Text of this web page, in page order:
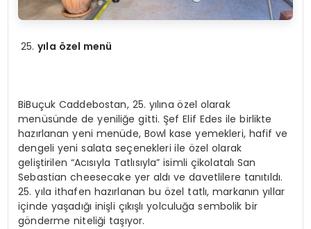
yıla özel menü
BiBuçuk Caddebostan, 25. yılına özel olarak
menüsünde de yeniliğe gitti. Şef Elif Edes ile birlikte
hazırlanan yeni menüde, Bowl kase yemekleri, hafif ve
dengeli yeni salata seçenekleri ile özel olarak
geliştirilen “Acısıyla Tatlısıyla” isimli çikolatalı San
Sebastian cheesecake yer aldı ve davetlilere tanıtıldı.
25. yıla ithafen hazırlanan bu özel tatlı, markanın yıllar
içinde yaşadığı inişli çıkışlı yolculuğa sembolik bir
gönderme niteliği taşıyor.